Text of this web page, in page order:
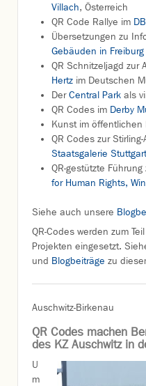
Villach, Österreich
QR Code Rallye im
Übersetzungen zu
Gebäuden in Freiburg
QR Schnitzeljagd zur
Hertz im Deutschen
DerCentral Park als
QR Codes im Derby
Kunst im öffentlichen
QR Codes zur
Staatsgalerie Stuttgart
QR-gestützte
for Human Rights,
Siehe auch unsere
QR-Codes werden zum
Projekten eingesetzt.
und Blogbeiträge zu
Auschwitz-Birkenau
QR Codes machen
des KZ Auschwitz in
U
m